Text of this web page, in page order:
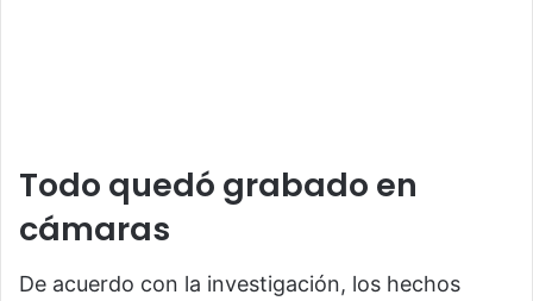
Todo quedó grabado en
cámaras
De acuerdo con la investigación, los hechos